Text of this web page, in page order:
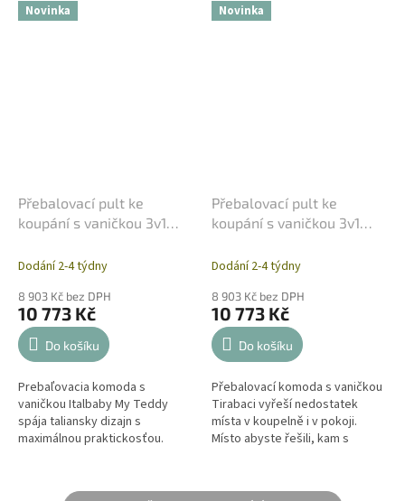
Novinka
Přebalovací pult ke
koupání s vaničkou 3v1
Dodání 2-4 týdny
8 903 Kč bez DPH
10 773 Kč
Do košíku
Prebaľovacia komoda s
vaničkou Italbaby My Teddy
spája taliansky dizajn s
maximálnou praktickosťou.
moderne a útulne....
Novinka
Přebalovací pult ke
koupání s vaničkou 3v1
Dodání 2-4 týdny
8 903 Kč bez DPH
10 773 Kč
Do košíku
Přebalovací komoda s vaničkou
Tirabaci vyřeší nedostatek
místa v koupelně i v pokoji.
Místo abyste řešili, kam s
přehledně po ruce...